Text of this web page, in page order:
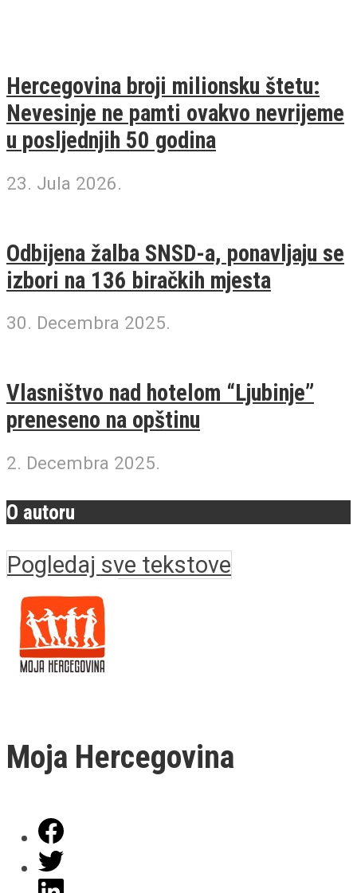
Hercegovina broji milionsku štetu:
Nevesinje ne pamti ovakvo nevrijeme
u posljednjih 50 godina
23. Jula 2026.
Odbijena žalba SNSD-a, ponavljaju se
izbori na 136 biračkih mjesta
30. Decembra 2025.
Vlasništvo nad hotelom “Ljubinje”
preneseno na opštinu
2. Decembra 2025.
O autoru
Pogledaj sve tekstove
Moja Hercegovina